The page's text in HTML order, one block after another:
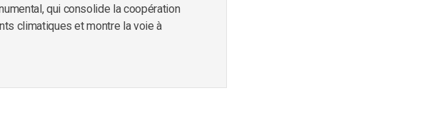
qui consolide la coopération
climatiques et montre la voie à